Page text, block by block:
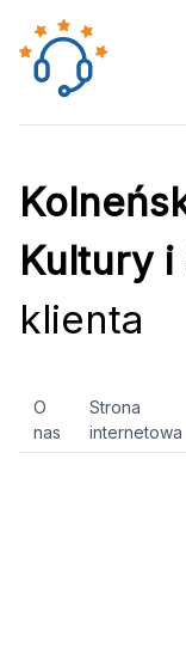
Kultury
klienta
O
nas
Strona
internetowa